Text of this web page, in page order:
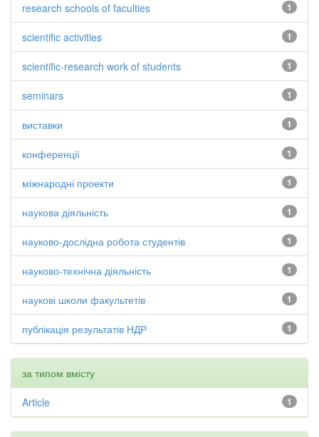
1
research schools of faculties
1
scientific activities
1
scientific-research work of students
1
seminars
1
виставки
1
конференції
1
міжнародні проекти
1
наукова діяльність
1
науково-дослідна робота студентів
1
науково-технічна діяльність
1
наукові школи факультетів
1
публікація результатів НДР
за типом вмісту
1
Article